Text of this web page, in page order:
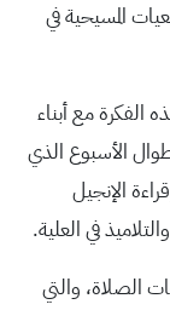
المسيحية في
الفكرة مع أبناء
الأسبوع الذي
الإنجيل
في العلية.
الصلاة، والتي